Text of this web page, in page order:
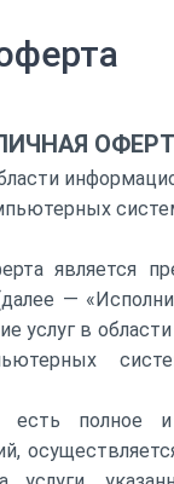
является
(далее —
услуг в
полное и